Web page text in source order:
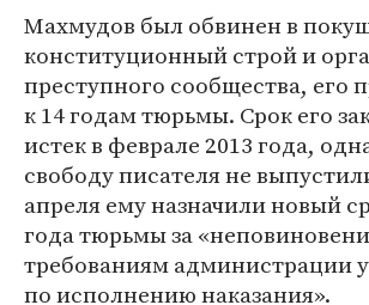
Махмудов был обвинен в
конституционный строй и
преступного сообщества, его
к 14 годам тюрьмы. Срок его
истек в феврале 2013 года,
свободу писателя не
апреля ему назначили новый
года тюрьмы за
требованиям администрации
по исполнению наказания».